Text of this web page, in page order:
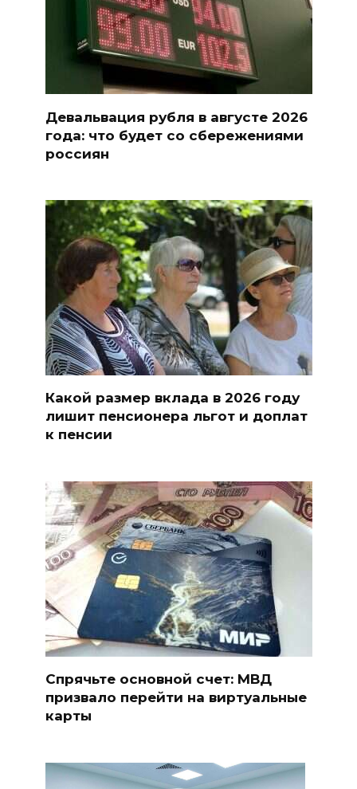
Девальвация рубля в августе 2026
года: что будет со сбережениями
россиян
Какой размер вклада в 2026 году
лишит пенсионера льгот и доплат
к пенсии
Спрячьте основной счет: МВД
призвало перейти на виртуальные
карты